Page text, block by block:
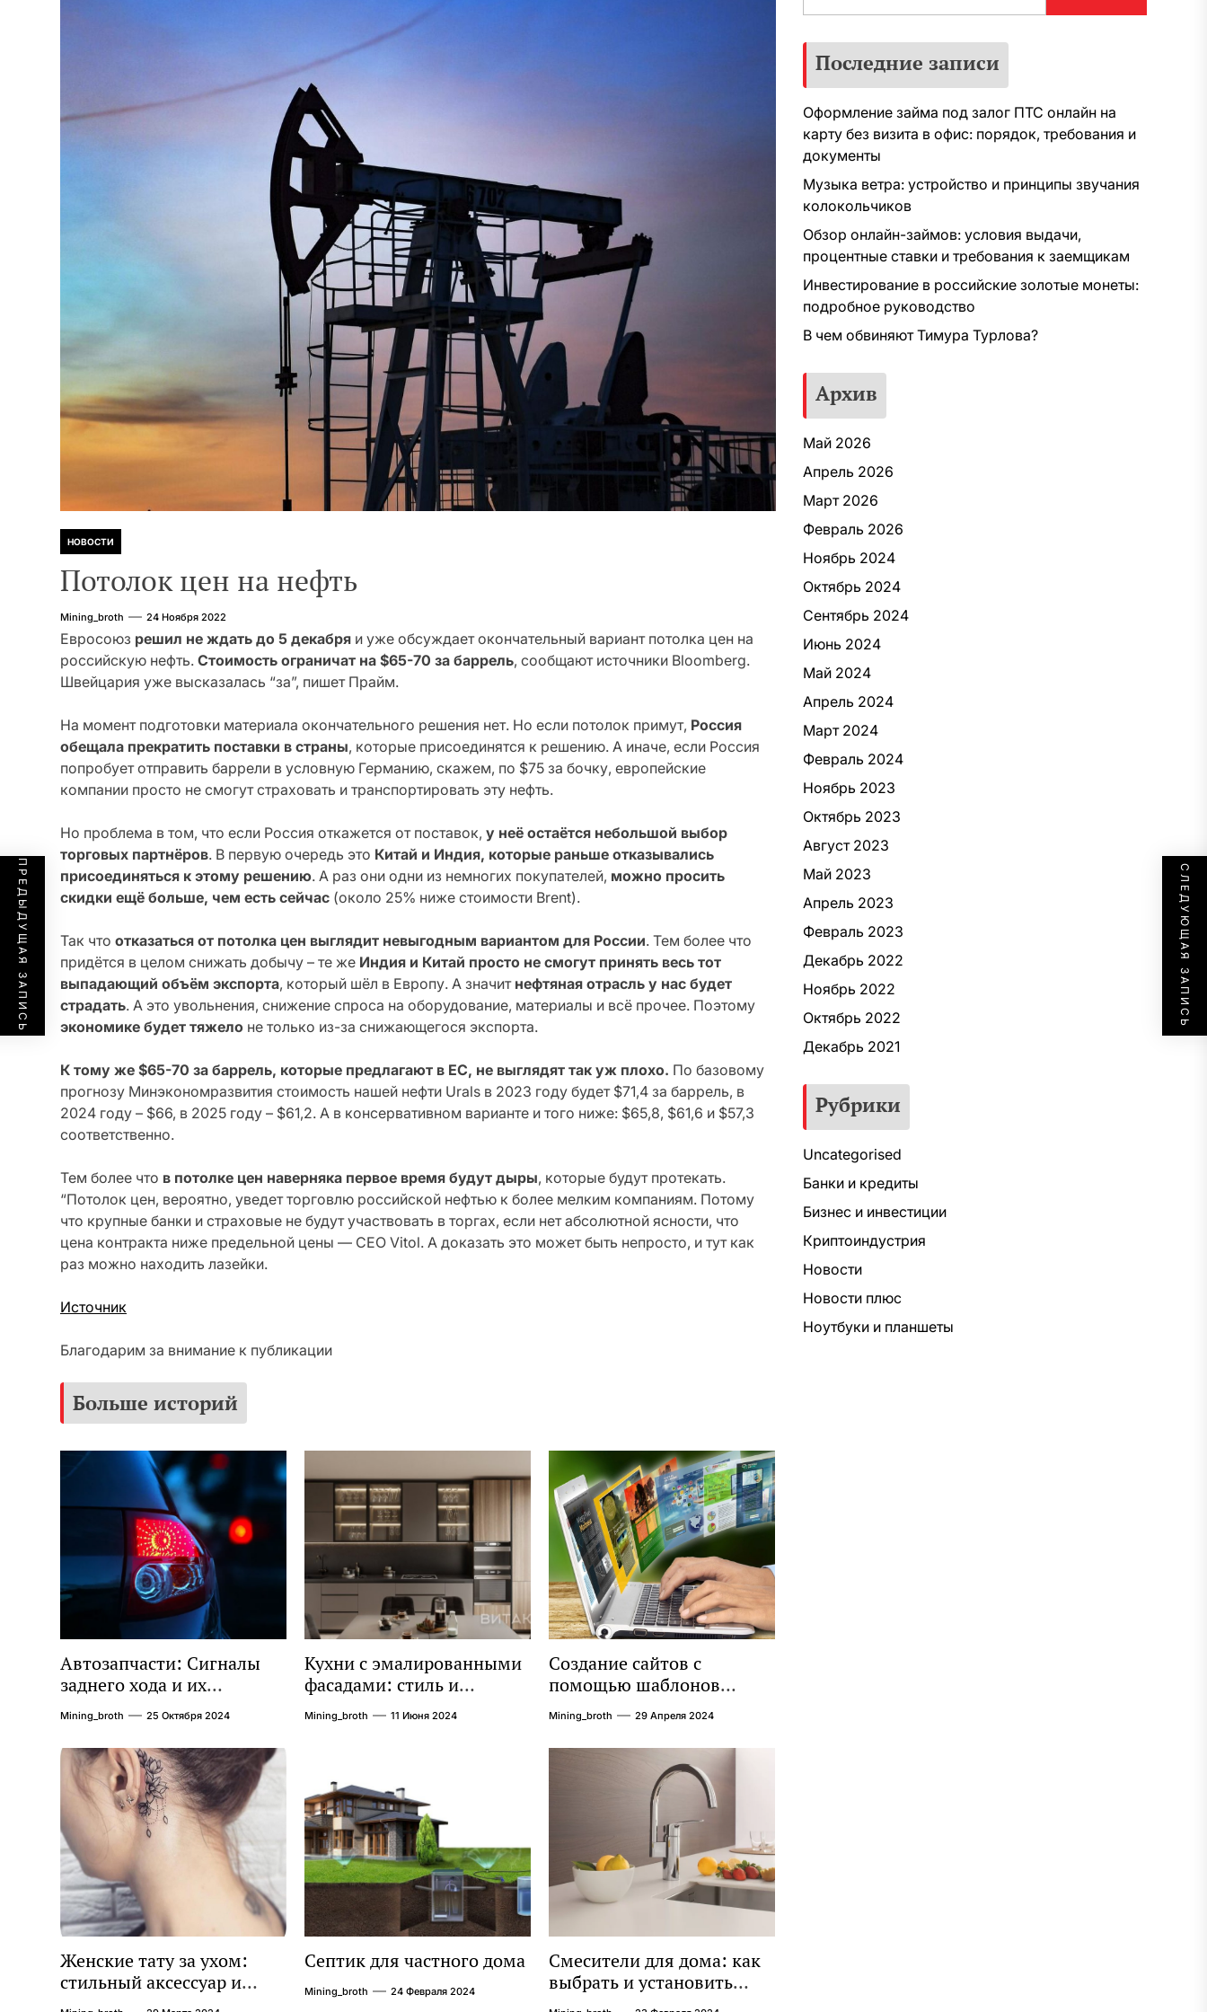
НОВОСТИ
Потолок цен на нефть
Mining_broth 24 Ноября 2022
Евросоюз решил не ждать до 5 декабря и уже обсуждает окончательный вариант потолка цен на
российскую нефть. Стоимость ограничат на $65-70 за баррель, сообщают источники Bloomberg.
Швейцария уже высказалась “за”, пишет Прайм.
На момент подготовки материала окончательного решения нет. Но если потолок примут, Россия
обещала прекратить поставки в страны, которые присоединятся к решению. А иначе, если Россия
попробует отправить баррели в условную Германию, скажем, по $75 за бочку, европейские
компании просто не смогут страховать и транспортировать эту нефть.
Но проблема в том, что если Россия откажется от поставок, у неё остаётся небольшой выбор
торговых партнёров. В первую очередь это Китай и Индия, которые раньше отказывались
присоединяться к этому решению. А раз они одни из немногих покупателей, можно просить
скидки ещё больше, чем есть сейчас (около 25% ниже стоимости Brent).
Так что отказаться от потолка цен выглядит невыгодным вариантом для России. Тем более что
придётся в целом снижать добычу – те же Индия и Китай просто не смогут принять весь тот
выпадающий объём экспорта, который шёл в Европу. А значит нефтяная отрасль у нас будет
страдать. А это увольнения, снижение спроса на оборудование, материалы и всё прочее. Поэтому
экономике будет тяжело не только из-за снижающегося экспорта.
К тому же $65-70 за баррель, которые предлагают в ЕС, не выглядят так уж плохо. По базовому
прогнозу Минэкономразвития стоимость нашей нефти Urals в 2023 году будет $71,4 за баррель, в
2024 году – $66, в 2025 году – $61,2. А в консервативном варианте и того ниже: $65,8, $61,6 и $57,3
соответственно.
Тем более что в потолке цен наверняка первое время будут дыры, которые будут протекать.
“Потолок цен, вероятно, уведет торговлю российской нефтью к более мелким компаниям. Потому
что крупные банки и страховые не будут участвовать в торгах, если нет абсолютной ясности, что
цена контракта ниже предельной цены — CEO Vitol. А доказать это может быть непросто, и тут как
раз можно находить лазейки.
Источник
Благодарим за внимание к публикации
ПРЕДЫДУЩАЯ ЗАПИСЬ СЛЕДУЮЩАЯ ЗАПИСЬ
Больше историй
Автозапчасти: Сигналы
заднего хода и их
значение для
безопасности на дороге
Mining_broth 25 Октября 2024
Кухни с эмалированными
фасадами: стиль и
практичность в одном
решении
Mining_broth 11 Июня 2024
Создание сайтов с
помощью шаблонов
современных сайтов:
простой путь к
качественному веб-
Mining_broth 29 Апреля 2024
Женские тату за ухом:
стильный аксессуар и
символ смелости
Септик для частного дома
Mining_broth 24 Февраля 2024
Смесители для дома: как
выбрать и установить
подходящий вариант
Последние записи
Оформление займа под залог ПТС онлайн на
карту без визита в офис: порядок, требования и
документы
Музыка ветра: устройство и принципы звучания
колокольчиков
Обзор онлайн-займов: условия выдачи,
процентные ставки и требования к заемщикам
Инвестирование в российские золотые монеты:
подробное руководство
В чем обвиняют Тимура Турлова?
Архив
Май 2026
Апрель 2026
Март 2026
Февраль 2026
Ноябрь 2024
Октябрь 2024
Сентябрь 2024
Июнь 2024
Май 2024
Апрель 2024
Март 2024
Февраль 2024
Ноябрь 2023
Октябрь 2023
Август 2023
Май 2023
Апрель 2023
Февраль 2023
Декабрь 2022
Ноябрь 2022
Октябрь 2022
Декабрь 2021
Рубрики
Uncategorised
Банки и кредиты
Бизнес и инвестиции
Криптоиндустрия
Новости
Новости плюс
Ноутбуки и планшеты